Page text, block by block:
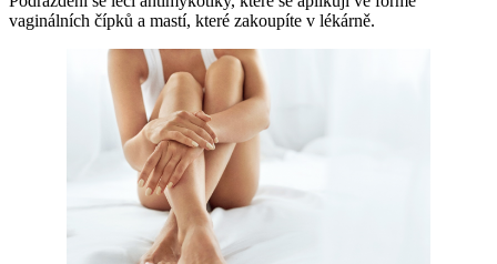
vaginálních čípků a mastí, které zakoupíte v lékárně.